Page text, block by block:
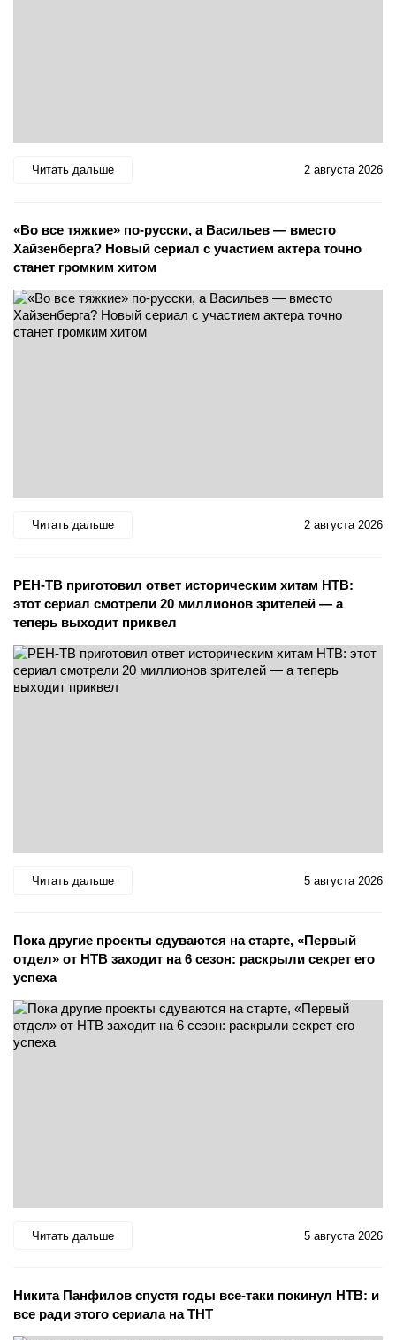
Читать дальше 2 августа 2026
«Во все тяжкие» по-русски, а Васильев — вместо
Хайзенберга? Новый сериал с участием актера точно
станет громким хитом
Читать дальше 2 августа 2026
РЕН-ТВ приготовил ответ историческим хитам НТВ:
этот сериал смотрели 20 миллионов зрителей — а
теперь выходит приквел
Читать дальше 5 августа 2026
Пока другие проекты сдуваются на старте, «Первый
отдел» от НТВ заходит на 6 сезон: раскрыли секрет его
успеха
Читать дальше 5 августа 2026
Никита Панфилов спустя годы все-таки покинул НТВ: и
все ради этого сериала на ТНТ